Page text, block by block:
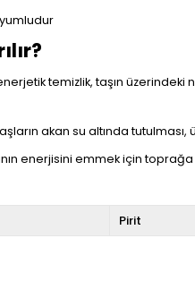
temizlik, taşın üzerindeki
akan su altında
enerjisini emmek için toprağa
Pirit